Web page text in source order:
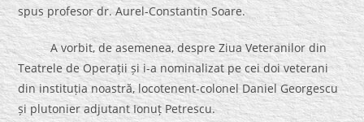
spus profesor dr. Aurel-Constantin Soare.
A vorbit, de asemenea, despre Ziua Veteranilor din
Teatrele de Operații și i-a nominalizat pe cei doi veterani
din instituția noastră, locotenent-colonel Daniel Georgescu
și plutonier adjutant Ionuț Petrescu.